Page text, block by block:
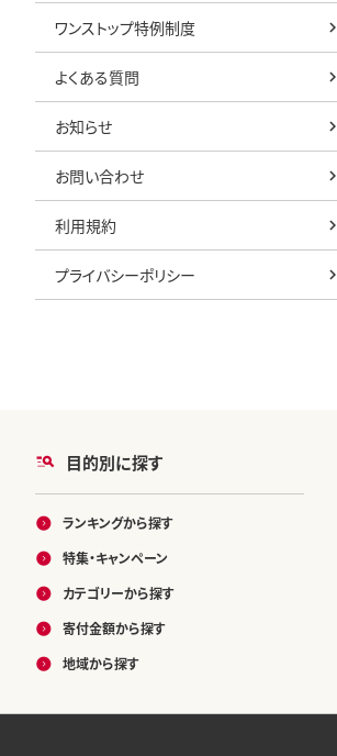
ワンストップ特例制度
よくある質問
お知らせ
お問い合わせ
利用規約
プライバシーポリシー
目的別に探す
ランキングから探す
特集・キャンペーン
カテゴリーから探す
寄付金額から探す
地域から探す